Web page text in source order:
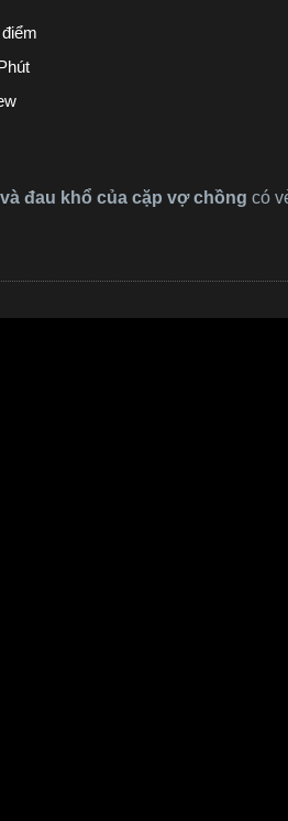
đau khổ của cặp vợ chồng có